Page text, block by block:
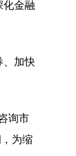
化金融
、加快
询市
为缩